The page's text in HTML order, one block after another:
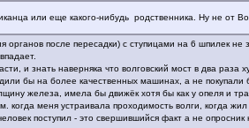
или еще какого-нибудь родственника. Ну не от
органов после пересадки) с ступицами на 6 шпилек
и знать наверняка что волговский мост в два
бы на более качественных машинах, а не
железа, имела бы движёк хотя бы как у опеля и
когда меня устраивала проходимость волги, когда
поступил - это свершившийся факт а не